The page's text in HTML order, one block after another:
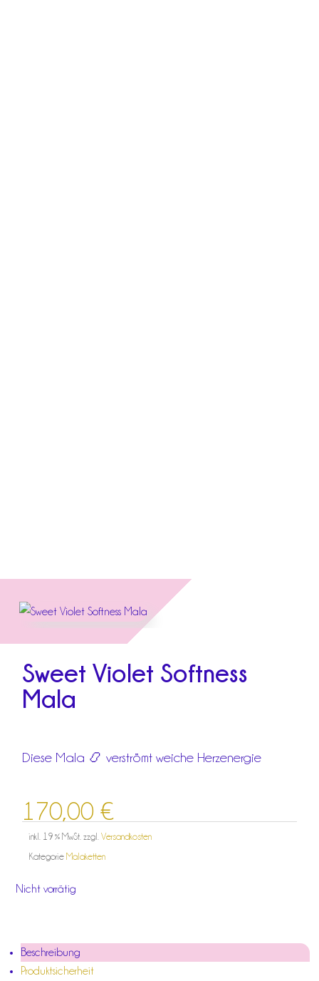
Sweet Violet Softness
Mala
Diese Mala 📿 verströmt weiche Herzenergie
170,00€
inkl. 19 % MwSt. zzgl.Versandkosten
KategorieMalaketten
Nicht vorrätig
Beschreibung
Produktsicherheit